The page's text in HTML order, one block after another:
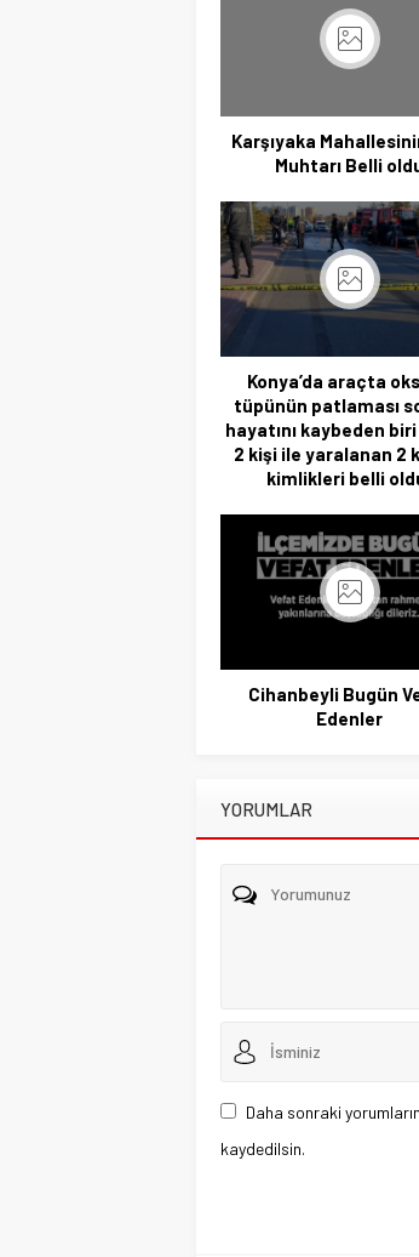
Karşıyaka
Muhtarı Belli
Konya’da araçta
tüpünün patlaması
hayatını kaybeden
2 kişi ile yaralanan 2
kimlikleri belli
Cihanbeyli Bugün
Edenler
YORUMLAR
Daha sonraki
kaydedilsin.